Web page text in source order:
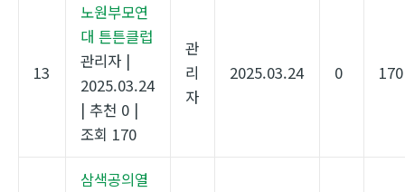
13
노원부모연
대 튼튼클럽
관리자 |
2025.03.24
| 추천 0 |
조회 170
관
리
자
2025.03.24 0 170
삼색공의열